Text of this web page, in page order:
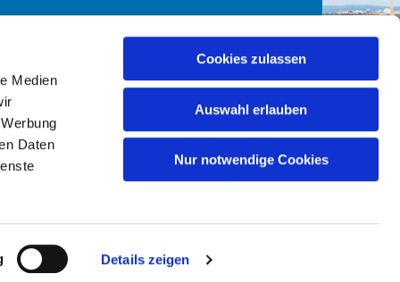
Medien
Daten
Details zeigen
Cookies zulassen
Auswahl erlauben
Nur notwendige Cookies
gemeinde-tiergarten.de